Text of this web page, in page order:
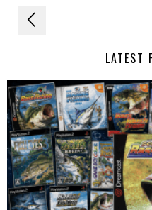
Navigation
de LATEST